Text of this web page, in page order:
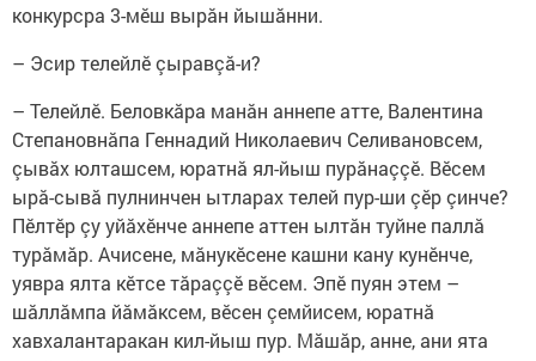
конкурсра 3-мӗш вырăн йышăнни.
– Эсир телейлӗ çыравçӑ-и?
– Телейлӗ. Беловкăра манăн аннепе атте, Валентина
Степановнăпа Геннадий Николаевич Селивановсем,
çывăх юлташсем, юратнă ял-йыш пурăнаççӗ. Вӗсем
ырă-сывă пулнинчен ытларах телей пур-ши çӗр çинче?
Пӗлтӗр çу уйăхӗнче аннепе аттен ылтăн туйне паллă
турăмăр. Ачисене, мăнукӗсене кашни кану кунӗнче,
уявра ялта кӗтсе тăраççӗ вӗсем. Эпӗ пуян этем –
шăллăмпа йăмăксем, вӗсен çемйисем, юратнă
хавхалантаракан кил-йыш пур. Мăшăр, анне, ани ята